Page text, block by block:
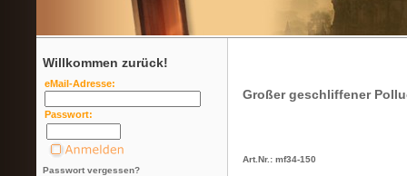
Willkommen zurück!
eMail-Adresse:
Passwort:
Passwort vergessen?
Großer geschliffener
Art.Nr.: mf34-150